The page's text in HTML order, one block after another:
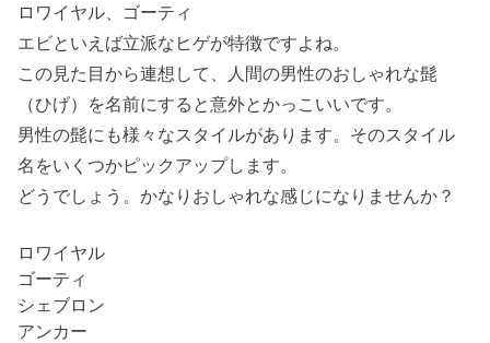
ロワイヤル、ゴーティ
エビといえば立派なヒゲが特徴ですよね。
この見た目から連想して、人間の男性のおしゃれな髭
（ひげ）を名前にすると意外とかっこいいです。
男性の髭にも様々なスタイルがあります。そのスタイル
名をいくつかピックアップします。
どうでしょう。かなりおしゃれな感じになりませんか？
ロワイヤル
ゴーティ
シェブロン
アンカー